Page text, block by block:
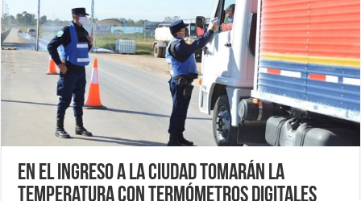
En el ingreso a la ciudad tomarán la
temperatura con termómetros digitales